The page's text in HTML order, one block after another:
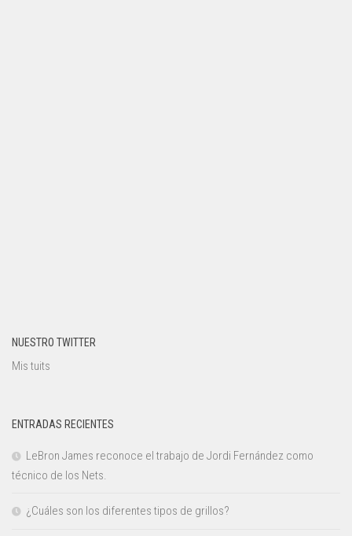
NUESTRO TWITTER
Mis tuits
ENTRADAS RECIENTES
LeBron James reconoce el trabajo de Jordi Fernández como
técnico de los Nets.
¿Cuáles son los diferentes tipos de grillos?